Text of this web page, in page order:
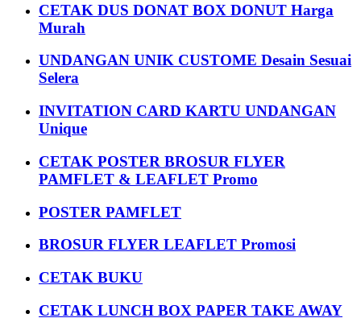
CETAK DUS DONAT BOX DONUT Harga
Murah
UNDANGAN UNIK CUSTOME Desain Sesuai
Selera
INVITATION CARD KARTU UNDANGAN
Unique
CETAK POSTER BROSUR FLYER
PAMFLET & LEAFLET Promo
POSTER PAMFLET
BROSUR FLYER LEAFLET Promosi
CETAK BUKU
CETAK LUNCH BOX PAPER TAKE AWAY